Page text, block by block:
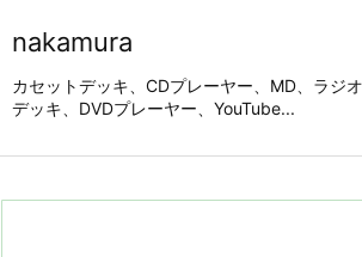
nakamura
カセットデッキ、CDプレーヤー、MD、ラジ
デッキ、DVDプレーヤー、YouTube...